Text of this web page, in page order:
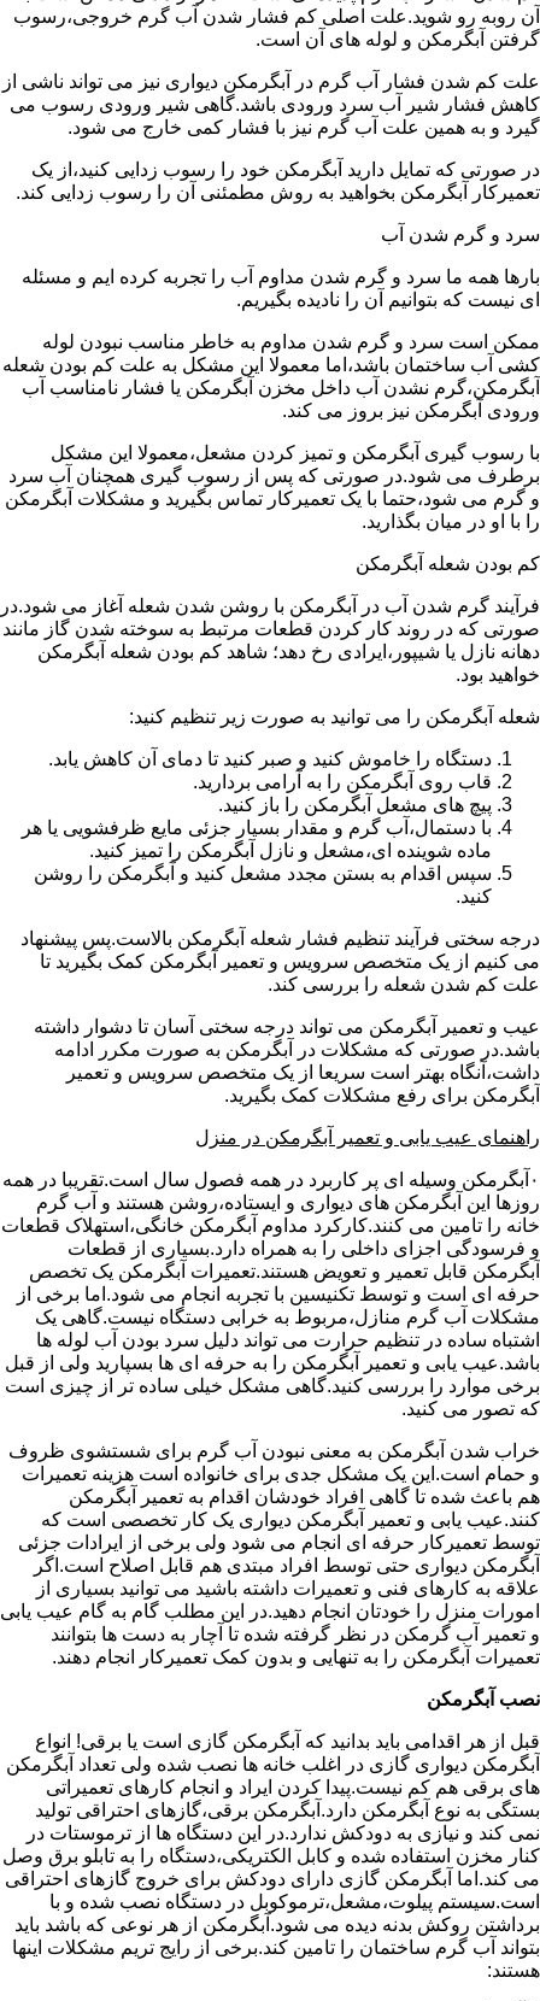
آن روبه رو شوید.علت اصلی کم فشار شدن آب گرم خروجی،رسوب
گرفتن آبگرمکن و لوله های آن است.
علت کم شدن فشار آب گرم در آبگرمکن دیواری نیز می تواند ناشی از
کاهش فشار شیر آب سرد ورودی باشد.گاهی شیر ورودی رسوب می
گیرد و به همین علت آب گرم نیز با فشار کمی خارج می شود.
در صورتی که تمایل دارید آبگرمکن خود را رسوب زدایی کنید،از یک
تعمیرکار آبگرمکن بخواهید به روش مطمئنی آن را رسوب زدایی کند.
سرد و گرم شدن آب
بارها همه ما سرد و گرم شدن مداوم آب را تجربه کرده ایم و مسئله
ای نیست که بتوانیم آن را نادیده بگیریم.
ممکن است سرد و گرم شدن مداوم به خاطر مناسب نبودن لوله
کشی آب ساختمان باشد،اما معمولا این مشکل به علت کم بودن شعله
آبگرمکن،گرم نشدن آب داخل مخزن آبگرمکن یا فشار نامناسب آب
ورودی آبگرمکن نیز بروز می کند.
با رسوب گیری آبگرمکن و تمیز کردن مشعل،معمولا این مشکل
برطرف می شود.در صورتی که پس از رسوب گیری همچنان آب سرد
و گرم می شود،حتما با یک تعمیرکار تماس بگیرید و مشکلات آبگرمکن
را با او در میان بگذارید.
کم بودن شعله آبگرمکن
فرآیند گرم شدن آب در آبگرمکن با روشن شدن شعله آغاز می شود.در
صورتی که در روند کار کردن قطعات مرتبط به سوخته شدن گاز مانند
دهانه نازل یا شیپور،ایرادی رخ دهد؛ شاهد کم بودن شعله آبگرمکن
خواهید بود.
شعله آبگرمکن را می توانید به صورت زیر تنظیم کنید:
دستگاه را خاموش کنید و صبر کنید تا دمای آن کاهش یابد.
قاب روی آبگرمکن را به آرامی بردارید.
پیچ های مشعل آبگرمکن را باز کنید.
با دستمال،آب گرم و مقدار بسیار جزئی مایع ظرفشویی یا هر
ماده شوینده ای،مشعل و نازل آبگرمکن را تمیز کنید.
سپس اقدام به بستن مجدد مشعل کنید و آبگرمکن را روشن
کنید.
درجه سختی فرآیند تنظیم فشار شعله آبگرمکن بالاست.پس پیشنهاد
می کنیم از یک متخصص سرویس و تعمیر آبگرمکن کمک بگیرید تا
علت کم شدن شعله را بررسی کند.
عیب و تعمیر آبگرمکن می تواند درجه سختی آسان تا دشوار داشته
باشد.در صورتی که مشکلات در آبگرمکن به صورت مکرر ادامه
داشت،آنگاه بهتر است سریعا از یک متخصص سرویس و تعمیر
آبگرمکن برای رفع مشکلات کمک بگیرید.
راهنمای عیب یابی و تعمیر آبگرمکن در منزل
۰آبگرمکن وسیله ای پر کاربرد در همه فصول سال است.تقریبا در همه
روزها این آبگرمکن های دیواری و ایستاده،روشن هستند و آب گرم
خانه را تامین می کنند.کارکرد مداوم آبگرمکن خانگی،استهلاک قطعات
و فرسودگی اجزای داخلی را به همراه دارد.بسیاری از قطعات
آبگرمکن قابل تعمیر و تعویض هستند.تعمیرات آبگرمکن یک تخصص
حرفه ای است و توسط تکنیسین با تجربه انجام می شود.اما برخی از
مشکلات آب گرم منازل،مربوط به خرابی دستگاه نیست.گاهی یک
اشتباه ساده در تنظیم حرارت می تواند دلیل سرد بودن آب لوله ها
باشد.عیب یابی و تعمیر آبگرمکن را به حرفه ای ها بسپارید ولی از قبل
برخی موارد را بررسی کنید.گاهی مشکل خیلی ساده تر از چیزی است
که تصور می کنید.
خراب شدن آبگرمکن به معنی نبودن آب گرم برای شستشوی ظروف
و حمام است.این یک مشکل جدی برای خانواده است هزینه تعمیرات
هم باعث شده تا گاهی افراد خودشان اقدام به تعمیر آبگرمکن
کنند.عیب یابی و تعمیر آبگرمکن دیواری یک کار تخصصی است که
توسط تعمیرکار حرفه ای انجام می شود ولی برخی از ایرادات جزئی
آبگرمکن دیواری حتی توسط افراد مبتدی هم قابل اصلاح است.اگر
علاقه به کارهای فنی و تعمیرات داشته باشید می توانید بسیاری از
امورات منزل را خودتان انجام دهید.در این مطلب گام به گام عیب یابی
و تعمیر آب گرمکن در نظر گرفته شده تا آچار به دست ها بتوانند
تعمیرات آبگرمکن را به تنهایی و بدون کمک تعمیرکار انجام دهند.
نصب آبگرمکن
قبل از هر اقدامی باید بدانید که آبگرمکن گازی است یا برقی! انواع
آبگرمکن دیواری گازی در اغلب خانه ها نصب شده ولی تعداد آبگرمکن
های برقی هم کم نیست.پیدا کردن ایراد و انجام کارهای تعمیراتی
بستگی به نوع آبگرمکن دارد.آبگرمکن برقی،گازهای احتراقی تولید
نمی کند و نیازی به دودکش ندارد.در این دستگاه ها از ترموستات در
کنار مخزن استفاده شده و کابل الکتریکی،دستگاه را به تابلو برق وصل
می کند.اما آبگرمکن گازی دارای دودکش برای خروج گازهای احتراقی
است.سیستم پیلوت،مشعل،ترموکوبل در دستگاه نصب شده و با
برداشتن روکش بدنه دیده می شود.آبگرمکن از هر نوعی که باشد باید
بتواند آب گرم ساختمان را تامین کند.برخی از رایج تریم مشکلات اینها
هستند: